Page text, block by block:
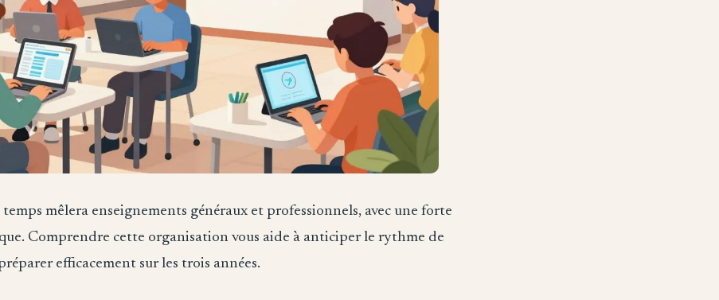
mêlera enseignements généraux et professionnels, avec une forte
Comprendre cette organisation vous aide à anticiper le rythme de
efficacement sur les trois années.